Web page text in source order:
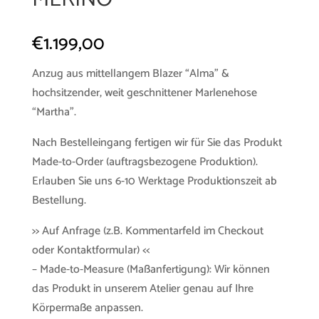
€1.199,00
Anzug aus mittellangem Blazer “Alma” &
hochsitzender, weit geschnittener Marlenehose
“Martha”.
Nach Bestelleingang fertigen wir für Sie das Produkt
Made-to-Order (auftragsbezogene Produktion).
Erlauben Sie uns 6-10 Werktage Produktionszeit ab
Bestellung.
>> Auf Anfrage (z.B. Kommentarfeld im Checkout
oder Kontaktformular) <<
– Made-to-Measure (Maßanfertigung): Wir können
das Produkt in unserem Atelier genau auf Ihre
Körpermaße anpassen.